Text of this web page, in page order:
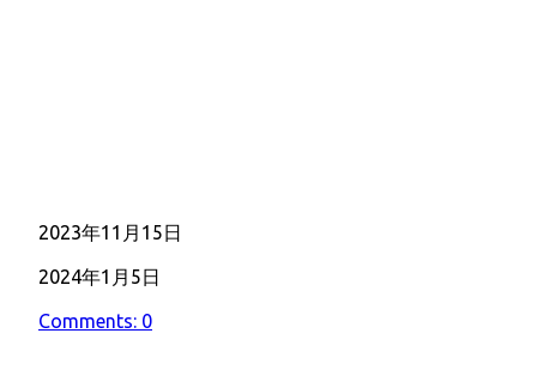
公
日
2023年11月15日
最
更
2024年1月5日
Comments: 0